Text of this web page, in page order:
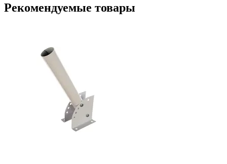
Рекомендуемые товары